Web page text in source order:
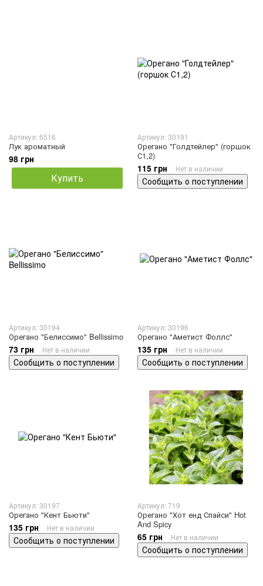
Артикул: 6516
Лук ароматный
98 грн
Купить
Артикул: 30191
Орегано "Голдтейлер" (горшок
С1,2)
115 грн Нет в наличии
Сообщить о поступлении
Артикул: 30194
Орегано "Белиссимо" Bellissimo
73 грн Нет в наличии
Сообщить о поступлении
Артикул: 30196
Орегано "Аметист Фоллс"
135 грн Нет в наличии
Сообщить о поступлении
Артикул: 30197
Орегано "Кент Бьюти"
135 грн Нет в наличии
Сообщить о поступлении
Артикул: 719
Орегано "Хот енд Спайси" Hot
And Spicy
65 грн Нет в наличии
Сообщить о поступлении